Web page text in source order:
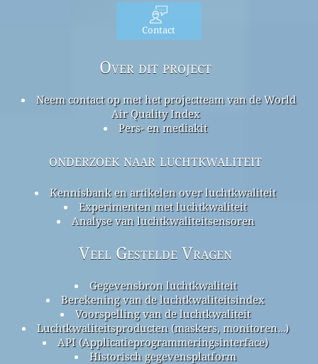
Contact
Over dit project
Neem contact op met het projectteam van de World
Air Quality Index
Pers- en mediakit
onderzoek naar luchtkwaliteit
Kennisbank en artikelen over luchtkwaliteit
Experimenten met luchtkwaliteit
Analyse van luchtkwaliteitsensoren
Veel Gestelde Vragen
Gegevensbron luchtkwaliteit
Berekening van de luchtkwaliteitsindex
Voorspelling van de luchtkwaliteit
Luchtkwaliteitsproducten (maskers, monitoren…)
API (Applicatieprogrammeringsinterface)
Historisch gegevensplatform